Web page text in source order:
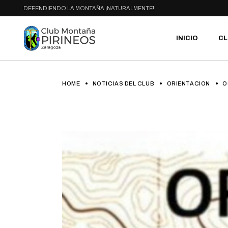
content
DEFENDIENDO LA MONTAÑA ¡NATURALMENTE!
INICIO
HOME NOTICIAS DEL CLUB ORIENTACION